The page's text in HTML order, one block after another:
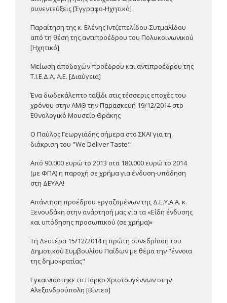
συνεντεύξεις [Έγγραφο-Ηχητικό]
Παραίτηση της κ. Ελένης Ιντζεπελίδου-Συτμαλίδου
από τη θέση της αντιπροέδρου του Πολυκοινωνικού
[Ηχητικό]
Μείωση αποδοχών προέδρου και αντιπροέδρου της
Τ.Ι.Ε.Δ.Α. Α.Ε. [Διαύγεια]
Ένα δωδεκάλεπτο ταξίδι στις τέσσερις εποχές του
χρόνου στην ΑΜΘ την Παρασκευή 19/12/2014 στο
Εθνολογικό Μουσείο Θράκης
Ο Παύλος Γεωργιάδης σήμερα στο ΣΚΑΪ για τη
διάκριση του "We Deliver Taste"
Από 90.000 ευρώ το 2013 στα 180.000 ευρώ το 2014
(με ΦΠΑ) η παροχή σε χρήμα για ένδυση-υπόδηση
στη ΔΕΥΑΑ!
Απάντηση προέδρου εργαζομένων της Δ.Ε.Υ.Α.Α. κ.
Ξενουδάκη στην ανάρτησή μας για τα «Είδη ένδυσης
και υπόδησης προσωπικού (σε χρήμα)»
Τη Δευτέρα 15/12/2014 η πρώτη συνεδρίαση του
Δημοτικού Συμβουλίου Παίδων με θέμα την "έννοια
της δημοκρατίας"
Εγκαινιάστηκε το Πάρκο Χριστουγέννων στην
Αλεξανδρούπολη [Βίντεο]